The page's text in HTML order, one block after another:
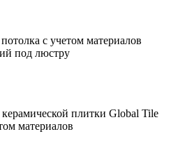
с учетом материалов
под люстру
плитки Global Tile
материалов